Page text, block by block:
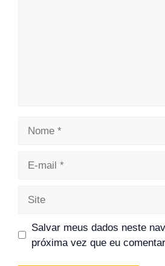
Salvar meus dados neste
próxima vez que eu